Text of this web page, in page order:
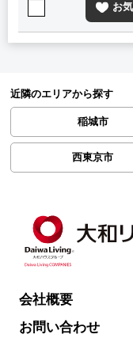
お
近隣のエリアから探す
稲城市
西東京市
会社概要
お問い合わせ